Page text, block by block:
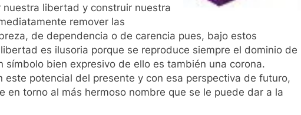
libertad y construir nuestra
remover las
de dependencia o de carencia pues, bajo estos
es ilusoria porque se reproduce siempre el dominio de
símbolo bien expresivo de ello es también una corona.
este potencial del presente y con esa perspectiva de futuro,
en torno al más hermoso nombre que se le puede dar a la